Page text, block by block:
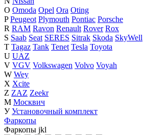
O Omoda Opel Ora Oting
P Peugeot Plymouth Pontiac Porsche
R RAM Ravon Renault Rover Rox
S Saab Seat SERES Sitrak Skoda SkyWell
T Tagaz Tank Tenet Tesla Toyota
U UAZ
V VGV Volkswagen Volvo Voyah
W Wey
X Xcite
Z ZAZ Zeekr
М Москвич
У Установочный комплект
Фаркопы
Фаркопы jkl